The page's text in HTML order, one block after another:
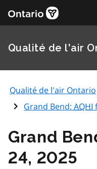
Qualité de l'air
Qualité de l'air Ontario
Grand Bend:AQHI
Grand
24, 2025